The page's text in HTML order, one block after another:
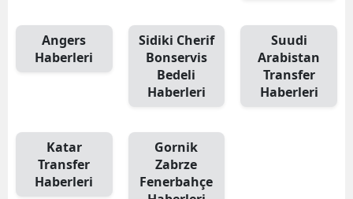
Angers
Haberleri
Sidiki Cherif
Bonservis
Bedeli
Haberleri
Suudi
Arabistan
Transfer
Haberleri
Katar
Transfer
Haberleri
Gornik
Zabrze
Fenerbahçe